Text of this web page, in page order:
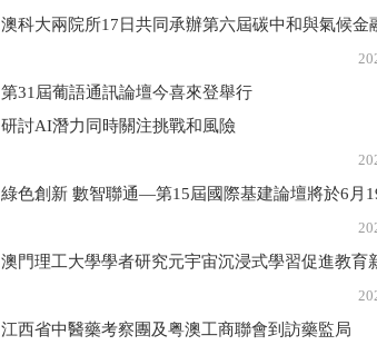
澳科大兩院所17日共同承辦第六屆碳中和與氣候金
2024年5月
第31屆葡語通訊論壇今喜來登舉行
研討AI潛力同時關注挑戰和風險
2024年5月
綠色創新 數智聯通—第15屆國際基建論壇將於6月
2024年5月
澳門理工大學學者研究元宇宙沉浸式學習促進教育
2024年5月
江西省中醫藥考察團及粤澳工商聯會到訪藥監局